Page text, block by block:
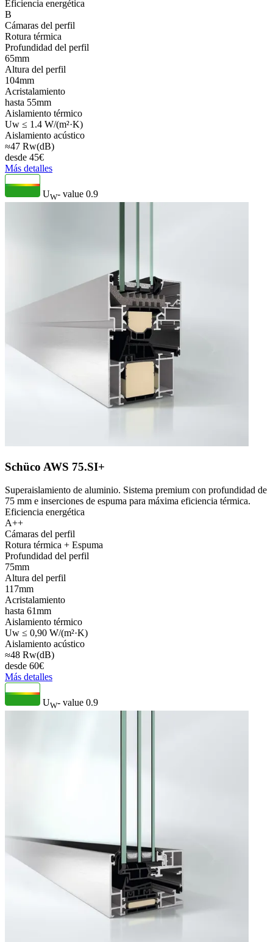
Eficiencia energética
B
Cámaras del perfil
Rotura térmica
Profundidad del perfil
65mm
Altura del perfil
104mm
Acristalamiento
hasta 55mm
Aislamiento térmico
Uw ≤ 1.4 W/(m²·K)
Aislamiento acústico
≈47 Rw(dB)
desde 45€
Más detalles
UW- value 0.9
Schüco AWS 75.SI+
Superaislamiento de aluminio. Sistema premium con profundidad de
75 mm e inserciones de espuma para máxima eficiencia térmica.
Eficiencia energética
A++
Cámaras del perfil
Rotura térmica + Espuma
Profundidad del perfil
75mm
Altura del perfil
117mm
Acristalamiento
hasta 61mm
Aislamiento térmico
Uw ≤ 0,90 W/(m²·K)
Aislamiento acústico
≈48 Rw(dB)
desde 60€
Más detalles
UW- value 0.9